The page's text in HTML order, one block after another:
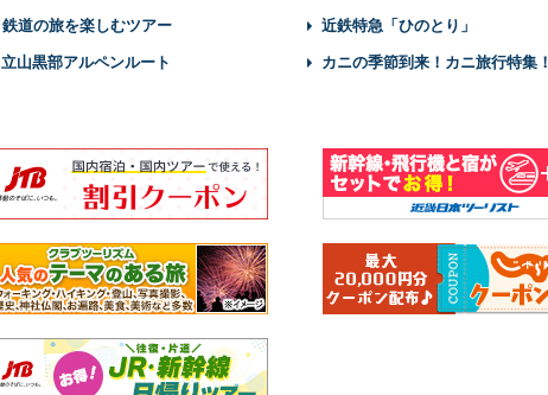
鉄道の旅を楽しむツアー 近鉄特急「ひのとり」
立山黒部アルペンルート カニの季節到来！カニ旅行特集！